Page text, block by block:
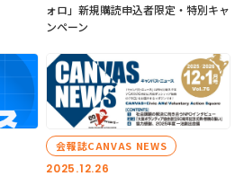
ォロ」新規購読申込者限定・特別キャ
ンペーン
2025.12.26
会報誌CANVAS NEWS